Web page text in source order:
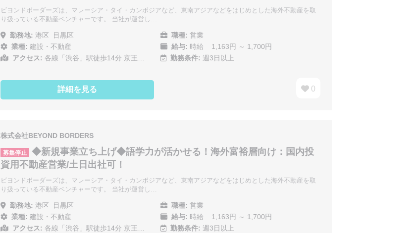
ビヨンドボーダーズは、マレーシア・タイ・カンボジアなど、東南アジアなどをはじめとした海外不動産を取
り扱っている不動産ベンチャーです。 当社が運営し…
勤務地: 港区 目黒区 職種: 営業
業種: 建設・不動産 給与: 時給 1,163円 ～ 1,700円
アクセス: 各線「渋谷」駅徒歩14分 京王… 勤務条件: 週3日以上
詳細を見る 0
株式会社BEYOND BORDERS
募集停止
◆新規事業立ち上げ◆語学力が活かせる！海外富裕層向け：国内投
資用不動産営業/土日出社可！
ビヨンドボーダーズは、マレーシア・タイ・カンボジアなど、東南アジアなどをはじめとした海外不動産を取
り扱っている不動産ベンチャーです。 当社が運営し…
勤務地: 港区 目黒区 職種: 営業
業種: 建設・不動産 給与: 時給 1,163円 ～ 1,700円
アクセス: 各線「渋谷」駅徒歩14分 京王… 勤務条件: 週3日以上